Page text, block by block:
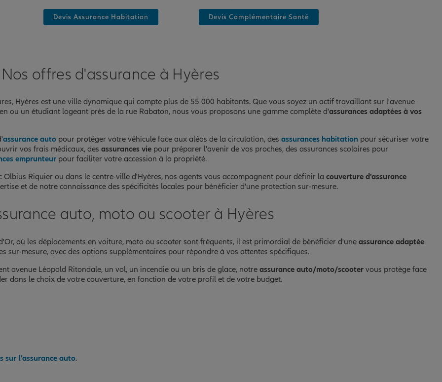
Devis Assurance Habitation Devis Complémentaire Santé
Nos offres d'assurance à Hyères
Hyères est une ville dynamique qui compte plus de 55 000 habitants. Que vous soyez un actif travaillant sur l'avenue
ou un étudiant logeant près de la rue Rabaton, nous vous proposons une gamme complète d'assurances adaptées à vos
assurance auto pour protéger votre véhicule face aux aléas de la circulation, des assurances habitation pour sécuriser votre
vos frais médicaux, des assurances vie pour préparer l'avenir de vos proches, des assurances scolaires pour
emprunteur pour faciliter votre accession à la propriété.
Riquier ou dans le centre-ville d'Hyères, nos agents vous accompagnent pour définir la couverture d'assurance
et de notre connaissance des spécificités locales pour bénéficier d'une protection sur-mesure.
auto, moto ou scooter à Hyères
où les déplacements en voiture, moto ou scooter sont fréquents, il est primordial de bénéficier d'une assurance adaptée
sur-mesure, avec des options supplémentaires pour répondre à vos attentes spécifiques.
avenue Léopold Ritondale, un vol, un incendie ou un bris de glace, notre assurance auto/moto/scooter vous protège face
dans le choix de votre couverture, en fonction de votre profil et de votre budget.
sur l'assurance auto.